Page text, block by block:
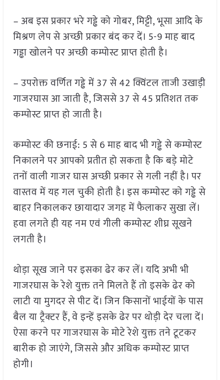
– अब इस प्रकार भरे गड्ढे को गोबर, मिट्टी, भूसा आदि के
मिश्रण लेप से अच्छी प्रकार बंद कर दें। 5-9 माह बाद
गड्ढा खोलने पर अच्छी कम्पोस्ट प्राप्त होती है।
– उपरोक्त वर्णित गड्ढे में 37 से 42 क्विंटल ताजी उखाड़ी
गाजरघास आ जाती है, जिससे 37 से 45 प्रतिशत तक
कम्पोस्ट प्राप्त हो जाती है।
कम्पोस्ट की छनाई: 5 से 6 माह बाद भी गड्ढे से कम्पोस्ट
निकालने पर आपको प्रतीत हो सकता है कि बड़े मोटे
तनों वाली गाजर घास अच्छी प्रकार से गली नहीं है। पर
वास्तव में यह गल चुकी होती है। इस कम्पोस्ट को गड्ढे से
बाहर निकालकर छायादार जगह में फैलाकर सुखा लें।
हवा लगते ही यह नम एवं गीली कम्पोस्ट शीघ्र सूखने
लगती है।
थोड़ा सूख जाने पर इसका ढेर कर लें। यदि अभी भी
गाजरघास के रेशे युक्त तने मिलते हैं तो इसके ढेर को
लाटी या मुगदर से पीट दें। जिन किसानों भाईयों के पास
बैल या ट्रैक्टर हैं, वे इन्हें इसके ढेर पर थोड़ी देर चला दें।
ऐसा करने पर गाजरघास के मोटे रेशे युक्त तने टूटकर
बारीक हो जाएंगे, जिससे और अधिक कम्पोस्ट प्राप्त
होगी।